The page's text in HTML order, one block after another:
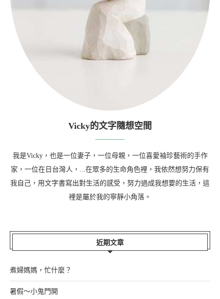
Vicky的文字隨想空間
我是Vicky，也是一位妻子，一位母親，一位喜愛袖珍藝術的手作
家，一位在日台灣人，...在眾多的生命角色裡，我依然想努力保有
我自己，用文字書寫出對生活的感受，努力過成我想要的生活，這
裡是屬於我的寧靜小角落。
近期文章
煮婦媽媽，忙什麼？
暑假～小鬼門開